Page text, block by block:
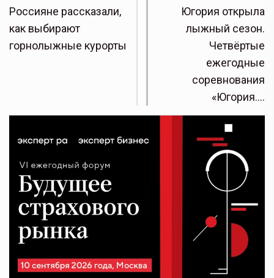
Россияне рассказали,
как выбирают
горнолыжные курорты
Югория открыла
лыжный сезон.
Четвёртые
ежегодные
соревнования
«Югория.…